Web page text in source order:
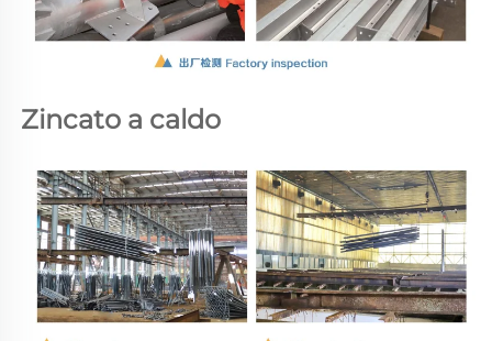
Zincato a caldo